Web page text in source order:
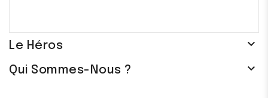
Le Héros 
Qui Sommes-Nous ? 